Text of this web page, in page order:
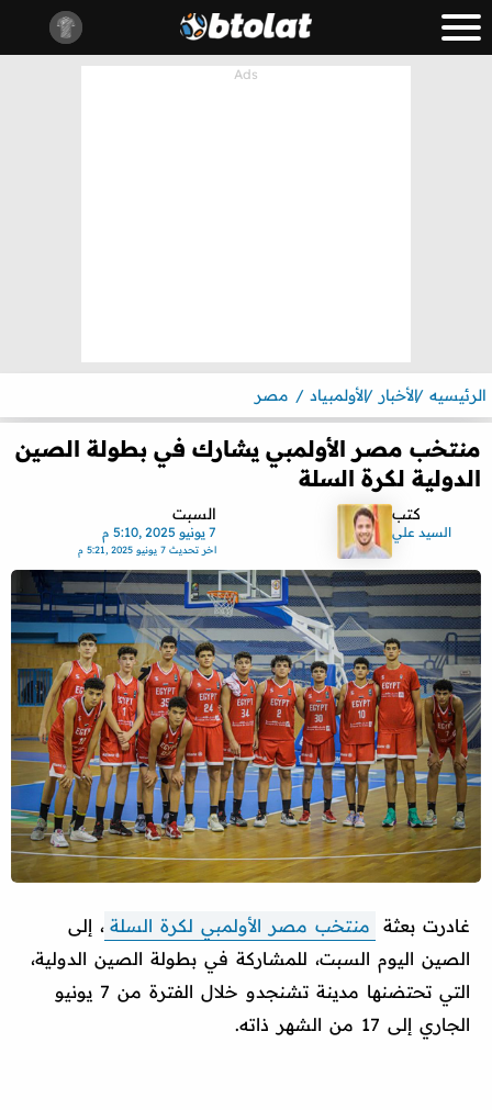
الرئيسيه الأخبار الأولمبياد مصر
منتخب مصر الأولمبي يشارك في بطولة الصين
الدولية لكرة السلة
كتب
السيد علي
السبت
7 يونيو 2025 ,5:10 م
اخر تحديث7 يونيو 2025 ,5:21 م
غادرت بعثة منتخب مصر الأولمبي لكرة السلة ، إلى
الصين اليوم السبت، للمشاركة في بطولة الصين الدولية،
التي تحتضنها مدينة تشنجدو خلال الفترة من 7 يونيو
الجاري إلى 17 من الشهر ذاته.